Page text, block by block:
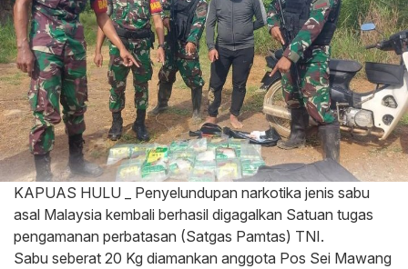
KAPUAS HULU _ Penyelundupan narkotika jenis sabu
asal Malaysia kembali berhasil digagalkan Satuan tugas
pengamanan perbatasan (Satgas Pamtas) TNI.
Sabu seberat 20 Kg diamankan anggota Pos Sei Mawang